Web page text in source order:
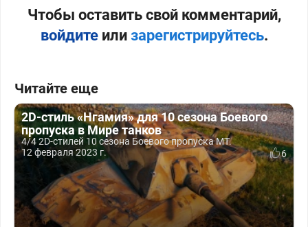
Чтобы оставить свой комментарий,
войдитеили зарегистрируйтесь.
Читайте еще
2D-стиль «Нгамия» для 10 сезона Боевого
пропуска в Мире танков
4/4 2D-стилей 10 сезона Боевого пропуска МТ.
12 февраля 2023 г.
6